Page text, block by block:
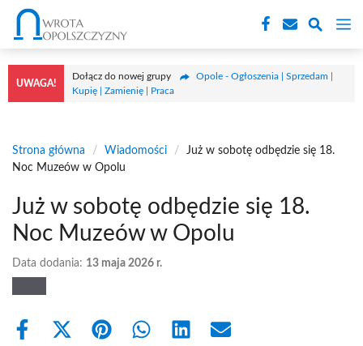
Przejdź
treści
UWAGA!
Dołącz do nowej grupy
Opole - Ogłoszenia | Sprzedam |
Kupię | Zamienię | Praca
Strona główna / Wiadomości /
Już w sobotę odbędzie się 18.
Noc Muzeów w Opolu
Już w sobotę odbędzie się 18.
Noc Muzeów w Opolu
Data dodania: 13 maja 2026 r.
Share
Share Share Share Share Share